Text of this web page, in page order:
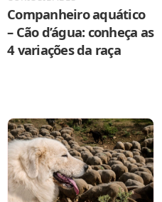
Companheiro aquático
– Cão d’água: conheça as
4 variações da raça